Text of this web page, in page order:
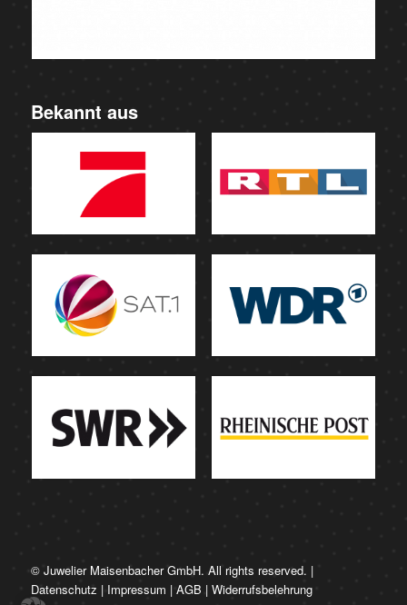
Bekannt aus
© Juwelier Maisenbacher GmbH. All rights reserved. |
Datenschutz | Impressum | AGB | Widerrufsbelehrung